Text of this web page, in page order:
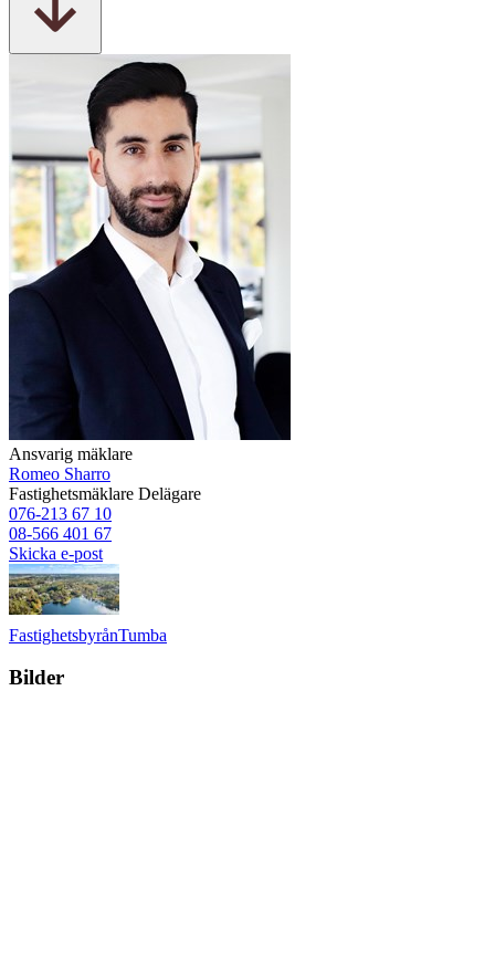
Ansvarig mäklare
Romeo Sharro
Fastighetsmäklare Delägare
076-213 67 10
08-566 401 67
Skicka e-post
FastighetsbyrånTumba
Bilder